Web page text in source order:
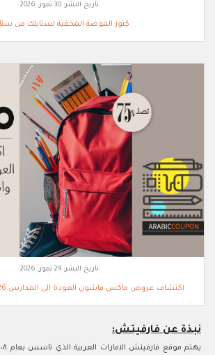
تاريخ النشر:30 تموز, 2026
كنوز الموضة المخفية لستايلك من
تاريخ النشر:29 تموز, 2026
اكتشاف عروض ماكس فاشون العودة الى المدارس 2026 واصلة حتى 75%
نبذة عن فارفيتش: